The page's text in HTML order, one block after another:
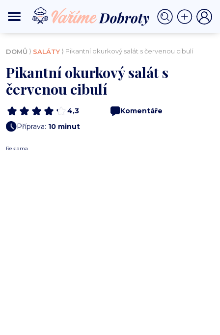
DOMŮ ⟩ SALÁTY ⟩ Pikantní okurkový salát s červenou cibulí
Pikantní okurkový salát s
červenou cibulí
4,3
Komentáře
Příprava: 10 minut
Reklama